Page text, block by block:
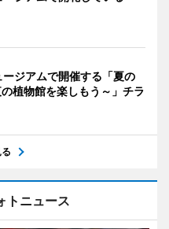
ジアムで開催する「夏の
植物館を楽しもう～」チラ
トニュース